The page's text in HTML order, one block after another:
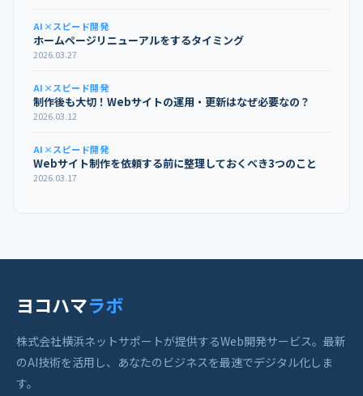
AI×スピード開発
ホームページリニューアルをするタイミング
2026.03.27
AI×スピード開発
制作後も大切！Webサイトの運用・更新はなぜ必要なの？
2026.03.12
AI×スピード開発
Webサイト制作を依頼する前に整理しておくべき3つのこと
2026.03.17
ヨコハマラボ
株式会社横浜ネットサポートが提供するWeb開発サービス。最新
のAI技術を活用し、あなたのビジネスを最速でデジタル化しま
す。